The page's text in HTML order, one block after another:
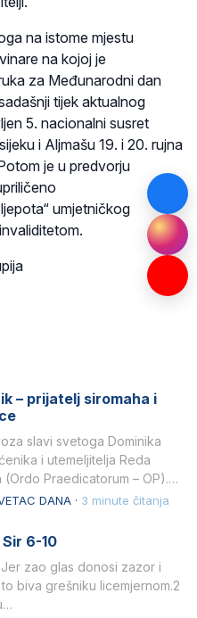
na istome mjestu
na kojoj je
za Međunarodni dan
tijek aktualnog
5. nacionalni susret
i Aljmašu 19. i 20. rujna
je u predvorju
umjetničkog
– prijatelj siromaha i
slavi svetoga Dominika
i utemeljitelja Reda
Praedicatorum – OP).
dubokom ljubavlju prema
DANA · 3 minute čitanja
6-10
zao glas donosi zazor i
biva grešniku licemjernom.2